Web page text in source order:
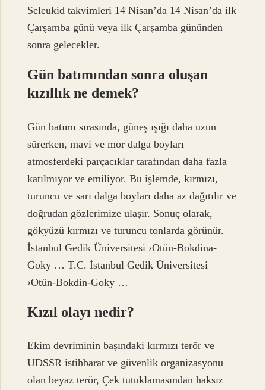
Seleukid takvimleri 14 Nisan’da 14 Nisan’da ilk
Çarşamba günü veya ilk Çarşamba gününden
sonra gelecekler.
Gün batımından sonra oluşan
kızıllık ne demek?
Gün batımı sırasında, güneş ışığı daha uzun
sürerken, mavi ve mor dalga boyları
atmosferdeki parçacıklar tarafından daha fazla
katılmıyor ve emiliyor. Bu işlemde, kırmızı,
turuncu ve sarı dalga boyları daha az dağıtılır ve
doğrudan gözlerimize ulaşır. Sonuç olarak,
gökyüzü kırmızı ve turuncu tonlarda görünür.
İstanbul Gedik Üniversitesi ›Otün-Bokdina-
Goky … T.C. İstanbul Gedik Üniversitesi
›Otün-Bokdin-Goky …
Kızıl olayı nedir?
Ekim devriminin başındaki kırmızı terör ve
UDSSR istihbarat ve güvenlik organizasyonu
olan beyaz terör, Çek tutuklamasından haksız